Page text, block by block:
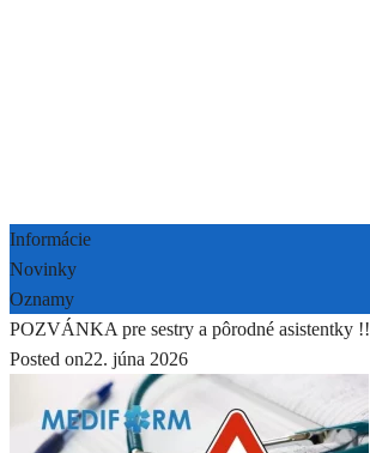
Informácie
Novinky
Oznamy
POZVÁNKA pre sestry a pôrodné asistentky !!
Posted on22. júna 2026